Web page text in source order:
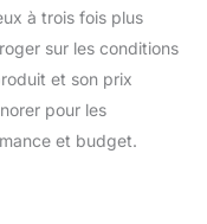
à trois fois plus
sur les conditions
et son prix
pour les
et budget.